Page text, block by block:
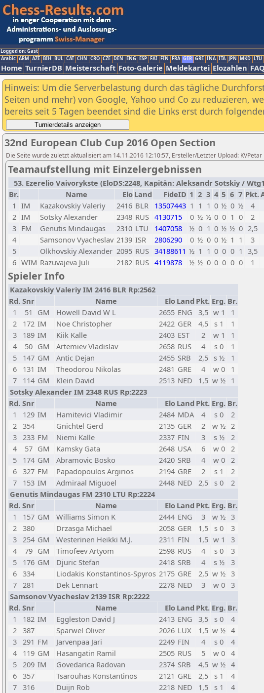
Logged on: Gast
Arabic ARM AZE BIH BUL CAT CHN CRO CZE DEN ENG ESP FAI FIN FRA GER GRE INA ITA JPN MKD LTU
Home TurnierDB Meisterschaft Foto-Galerie Meldekartei Elozahlen FAQ
Hinweis: Um die Serverbelastung durch das tägliche
Seiten und mehr) von Google, Yahoo und Co zu reduzieren,
bereits seit 5 Tagen beendet sind die Links erst durch
32nd European Club Cup 2016 Open Section
Die Seite wurde zuletzt aktualisiert am 14.11.2016 12:10:57, Ersteller/Letzter Upload: KVPetar
Teamaufstellung mit Einzelergebnissen
53. Ezerelio Vaivorykste (EloDS:2248, Kapitän: Aleksandr Sotskiy /
Br.
Name Elo Land FideID 1 2 3 4 5 6 7 Pkt.
1 IM Kazakovskiy Valeriy 2416 BLR 13507443 1 1 1 0 ½ 0 ½ 4
2 IM Sotsky Alexander 2348 RUS 4130715 0 ½ ½ 0 0 1 0 2
3 FM Genutis Mindaugas 2310 LTU 1407058 ½ 0 1 0 ½ ½ 0 2,5
4
Samsonov Vyacheslav 2139 ISR 2806290 0 ½ 0 0 ½ 1 1 3
5
Olkhovskiy Alexander 2095 RUS 34188611 ½ 1 1 0 0 0 1 3,5
6 WIM Razuvajeva Juli 2182 RUS 4119878 ½ ½ 0 0 0 0 0 1
Spieler Info
Kazakovskiy Valeriy IM 2416 BLR Rp:2562
Rd. Snr Name Elo Land Pkt. Erg. Br.
1
51 GM Howell David W L 2655 ENG 3,5 w 1
1
2
172 IM Noe Christopher 2422 GER 4,5 s 1
1
3
189 IM Kiik Kalle 2403 EST 2 w 1
1
4
50 GM Artemiev Vladislav 2658 RUS 4 s 0
1
5
147 GM Antic Dejan 2455 SRB 2,5 s ½
1
6
131 IM Theodorou Nikolas 2481 GRE 4 w 0
1
7
114 GM Klein David 2513 NED 1,5 w ½ 1
Sotsky Alexander IM 2348 RUS Rp:2223
Rd. Snr Name Elo Land Pkt. Erg. Br.
1
129 IM Hamitevici Vladimir 2484 MDA 4 s 0
2
2 354 Gnichtel Gerd 2135 GER 2 w ½ 2
3 233 FM Niemi Kalle 2337 FIN 3 s ½
2
4
57 GM Kamsky Gata 2648 USA 6 w 0
2
5
174 GM Abramovic Bosko 2420 SRB 4 w 0
2
6 327 FM Papadopoulos Argirios 2194 GRE 2 s 1
2
7
153 IM Admiraal Miguoel 2448 NED 2,5 s 0
2
Genutis Mindaugas FM 2310 LTU Rp:2224
Rd. Snr Name Elo Land Pkt. Erg. Br.
1
157 GM Williams Simon K 2444 ENG 3 w ½ 3
2 380 Drzasga Michael 2058 GER 1,5 s 0
3
3 254 GM Westerinen Heikki M.J. 2311 FIN 1,5 w 1
3
4
79 GM Timofeev Artyom 2598 RUS 4 s 0
3
5
176 GM Djuric Stefan 2418 SRB 4 s ½
3
6 334 Liodakis Konstantinos-Spyros 2175 GRE 2,5 w ½ 3
7 281 Dek Lennart 2278 NED 3 w 0
3
Samsonov Vyacheslav 2139 ISR Rp:2222
Rd. Snr Name Elo Land Pkt. Erg. Br.
1
182 IM Eggleston David J 2413 ENG 3,5 s 0
4
2 387 Sparwel Oliver 2026 LUX 1,5 w ½ 4
3 291 FM Jarvenpaa Jari 2249 FIN 4 s 0
4
4
119 GM Hasangatin Ramil 2505 RUS 5 w 0
4
5 209 IM Govedarica Radovan 2374 SRB 4,5 w ½ 4
6 357 Tsarouhas Konstantinos 2121 GRE 2,5 s 1
4
7 316 Duijn Rob 2218 NED 1,5 s 1
4